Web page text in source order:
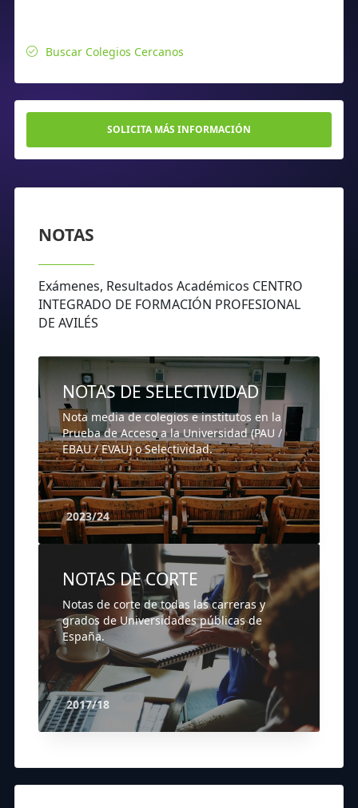
Buscar Colegios Cercanos
SOLICITA MÁS INFORMACIÓN
NOTAS
Exámenes, Resultados Académicos CENTRO
INTEGRADO DE FORMACIÓN PROFESIONAL
DE AVILÉS
NOTAS DE SELECTIVIDAD
Nota media de colegios e institutos en la
Prueba de Acceso a la Universidad (PAU /
EBAU / EVAU) o Selectividad.
2023/24
NOTAS DE CORTE
Notas de corte de todas las carreras y
grados de Universidades públicas de
España.
2017/18